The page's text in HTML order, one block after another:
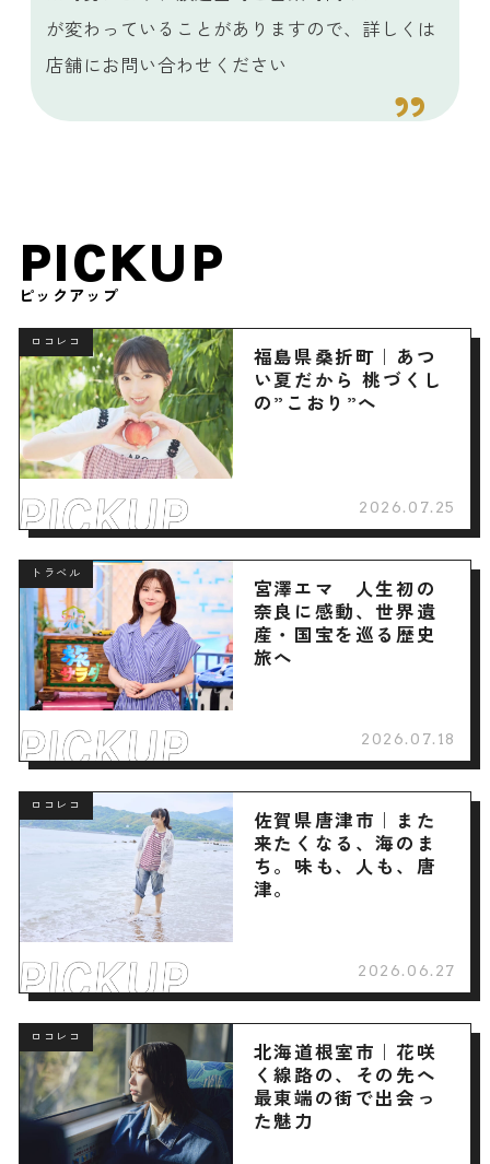
が変わっていることがありますので、詳しくは
店舗にお問い合わせください
PICKUP
ピックアップ
ロコレコ
福島県桑折町｜あつ
い夏だから 桃づくし
の”こおり”へ
2026.07.25
トラベル
宮澤エマ 人生初の
奈良に感動、世界遺
産・国宝を巡る歴史
旅へ
2026.07.18
ロコレコ
佐賀県唐津市｜また
来たくなる、海のま
ち。味も、人も、唐
津。
2026.06.27
ロコレコ
北海道根室市｜花咲
く線路の、その先へ
最東端の街で出会っ
た魅力